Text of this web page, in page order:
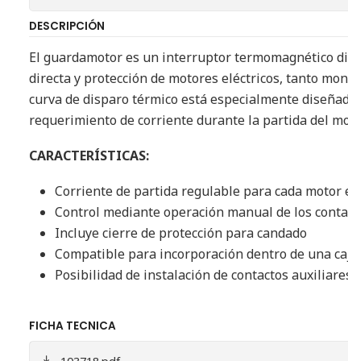
DESCRIPCIÓN
El guardamotor es un interruptor termomagnético
directa y protección de motores eléctricos, tanto
curva de disparo térmico está especialmente
requerimiento de corriente durante la partida del
CARACTERÍSTICAS:
Corriente de partida regulable para cada motor
Control mediante operación manual de los
Incluye cierre de protección para candado
Compatible para incorporación dentro de una
Posibilidad de instalación de contactos
FICHA TECNICA